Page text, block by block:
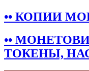
•• КОПИИ
••
ТОКЕНЫ,